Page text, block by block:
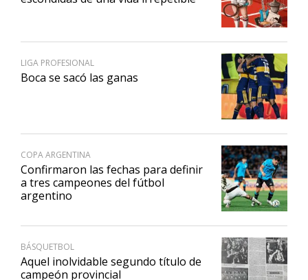
LIGA PROFESIONAL
Boca se sacó las ganas
COPA ARGENTINA
Confirmaron las fechas para definir
a tres campeones del fútbol
argentino
BÁSQUETBOL
Aquel inolvidable segundo título de
campeón provincial